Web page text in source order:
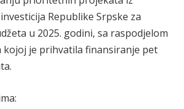
Republike Srpske za
u 2025. godini, sa raspodjelom
kojoj je prihvatila finansiranje pet